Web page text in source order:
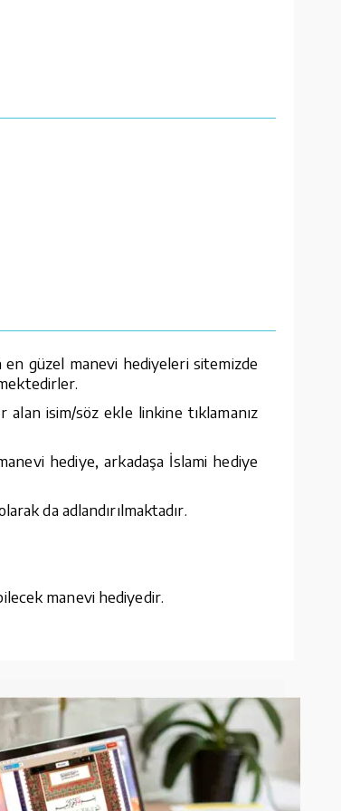
güzel manevi hediyeleri sitemizde
isim/söz ekle linkine tıklamanız
hediye, arkadaşa İslami hediye
da adlandırılmaktadır.
manevi hediyedir.